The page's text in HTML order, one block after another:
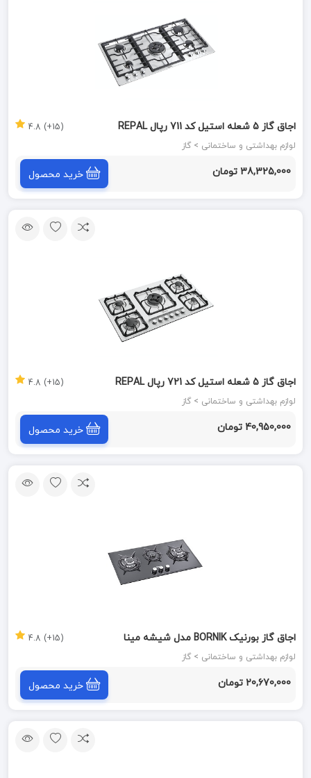
اجاق گاز 5 شعله استیل کد 711 رپال REPAL
لوازم بهداشتی و ساختمانی > گاز
(15+) 4.8
38,325,000 تومان خرید محصول
اجاق گاز 5 شعله استیل کد 721 رپال REPAL
لوازم بهداشتی و ساختمانی > گاز
(15+) 4.8
40,950,000 تومان خرید محصول
اجاق گاز بورنیک BORNIK مدل شیشه مینا
لوازم بهداشتی و ساختمانی > گاز
(15+) 4.8
20,670,000 تومان خرید محصول